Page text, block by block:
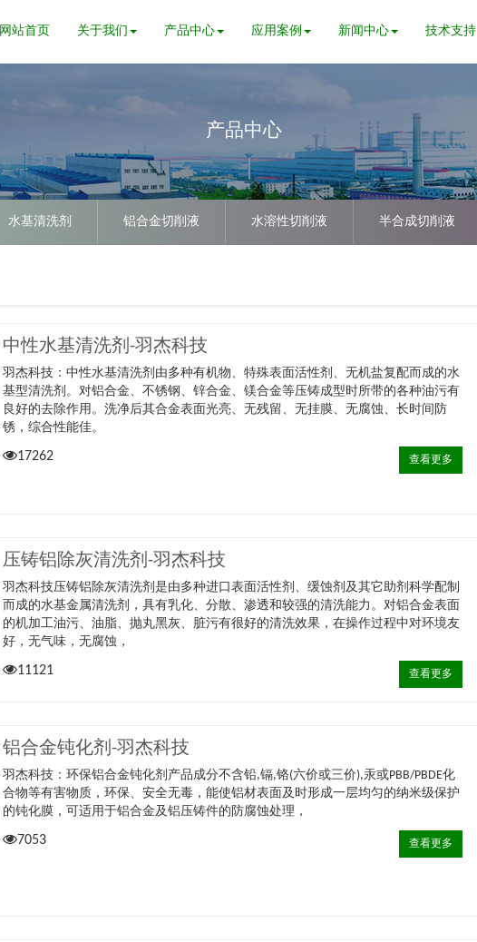
网站首页 关于我们 产品中心 应用案例 新闻中心 技术支持
产品中心
水基清洗剂 铝合金切削液 水溶性切削液 半合成切削液
中性水基清洗剂-羽杰科技
羽杰科技：中性水基清洗剂由多种有机物、特殊表面活性剂、无机盐复配而成的水
基型清洗剂。对铝合金、不锈钢、锌合金、镁合金等压铸成型时所带的各种油污有
良好的去除作用。洗净后其合金表面光亮、无残留、无挂膜、无腐蚀、长时间防
锈，综合性能佳。
17262 查看更多
压铸铝除灰清洗剂-羽杰科技
羽杰科技压铸铝除灰清洗剂是由多种进口表面活性剂、缓蚀剂及其它助剂科学配制
而成的水基金属清洗剂，具有乳化、分散、渗透和较强的清洗能力。对铝合金表面
的机加工油污、油脂、抛丸黑灰、脏污有很好的清洗效果，在操作过程中对环境友
好，无气味，无腐蚀，
11121 查看更多
铝合金钝化剂-羽杰科技
羽杰科技：环保铝合金钝化剂产品成分不含铅,镉,铬(六价或三价),汞或PBB/PBDE化
合物等有害物质，环保、安全无毒，能使铝材表面及时形成一层均匀的纳米级保护
的钝化膜，可适用于铝合金及铝压铸件的防腐蚀处理，
7053 查看更多